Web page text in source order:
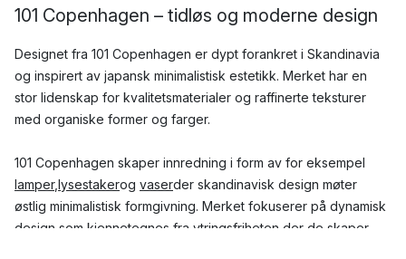
101 Copenhagen – tidløs og moderne design
Designet fra 101 Copenhagen er dypt forankret i Skandinavia
og inspirert av japansk minimalistisk estetikk. Merket har en
stor lidenskap for kvalitetsmaterialer og raffinerte teksturer
med organiske former og farger.
101 Copenhagen skaper innredning i form av for eksempel
lamper,lysestakerog vaserder skandinavisk design møter
østlig minimalistisk formgivning. Merket fokuserer på dynamisk
design som kjennetegnes fra ytringsfriheten der de skaper